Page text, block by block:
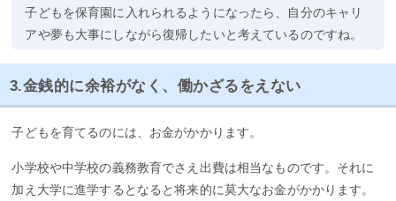
子どもを保育園に入れられるようになったら、自分のキャリ
アや夢も大事にしながら復帰したいと考えているのですね。
3.金銭的に余裕がなく、働かざるをえない
子どもを育てるのには、お金がかかります。
小学校や中学校の義務教育でさえ出費は相当なものです。それに
加え大学に進学するとなると将来的に莫大なお金がかかります。